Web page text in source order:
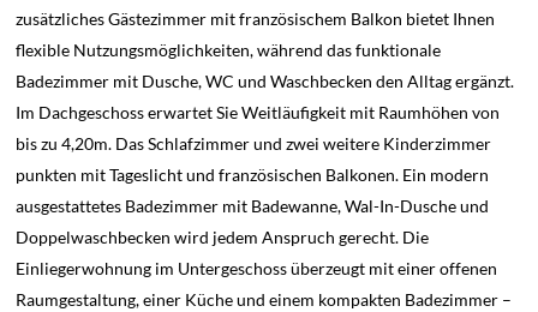
zusätzliches Gästezimmer mit französischem Balkon bietet Ihnen
flexible Nutzungsmöglichkeiten, während das funktionale
Badezimmer mit Dusche, WC und Waschbecken den Alltag ergänzt.
Im Dachgeschoss erwartet Sie Weitläufigkeit mit Raumhöhen von
bis zu 4,20m. Das Schlafzimmer und zwei weitere Kinderzimmer
punkten mit Tageslicht und französischen Balkonen. Ein modern
ausgestattetes Badezimmer mit Badewanne, Wal-In-Dusche und
Doppelwaschbecken wird jedem Anspruch gerecht. Die
Einliegerwohnung im Untergeschoss überzeugt mit einer offenen
Raumgestaltung, einer Küche und einem kompakten Badezimmer –